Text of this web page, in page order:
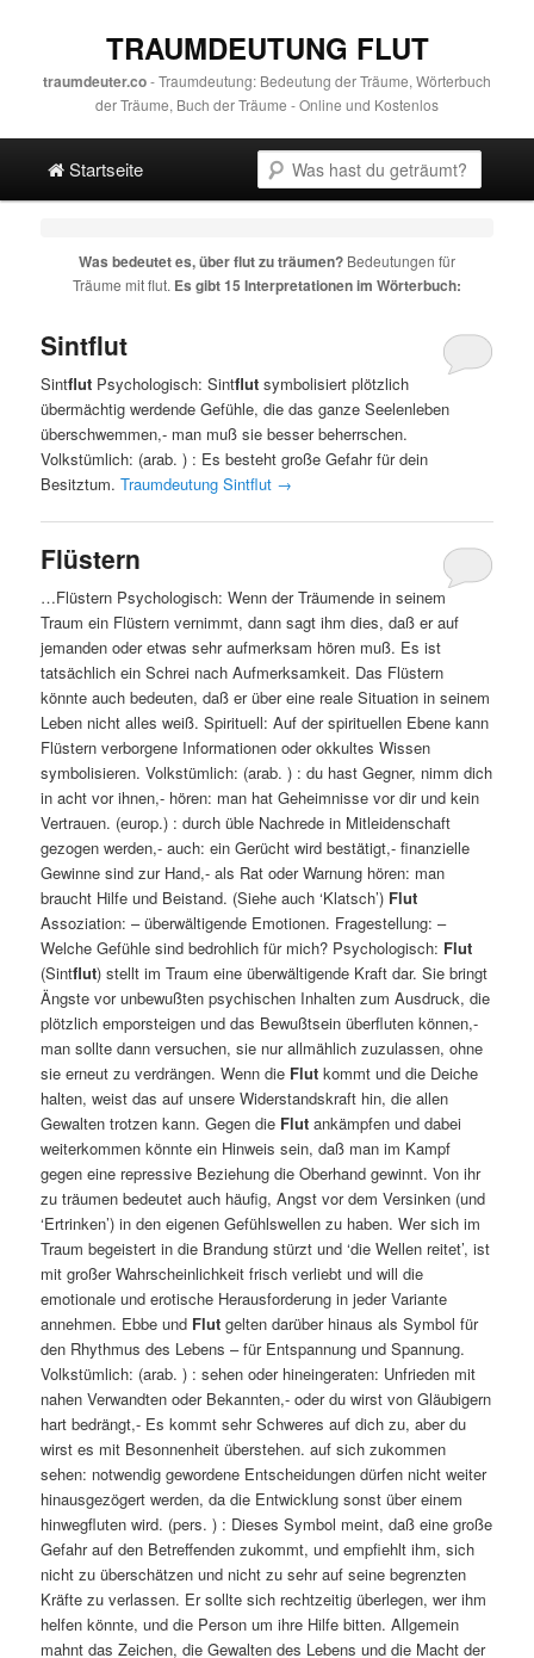
TRAUMDEUTUNG FLUT
traumdeuter.co- Traumdeutung: Bedeutung der Träume, Wörterbuch
der Träume, Buch der Träume - Online und Kostenlos
Direkt zum Hauptinhalt
Spring zur sekundären Inhalt
Startseite
Was bedeutet es, überflutzu träumen? Bedeutungen für
Träume mitflut. Es gibt 15 Interpretationen im Wörterbuch:
Sintflut
Sintflut Psychologisch: Sintflut symbolisiert plötzlich
übermächtig werdende Gefühle, die das ganze Seelenleben
überschwemmen,- man muß sie besser beherrschen.
Volkstümlich: (arab. ) : Es besteht große Gefahr für dein
Besitztum.Traumdeutung Sintflut →
Flüstern
…Flüstern Psychologisch: Wenn der Träumende in seinem
Traum ein Flüstern vernimmt, dann sagt ihm dies, daß er auf
jemanden oder etwas sehr aufmerksam hören muß. Es ist
tatsächlich ein Schrei nach Aufmerksamkeit. Das Flüstern
könnte auch bedeuten, daß er über eine reale Situation in seinem
Leben nicht alles weiß. Spirituell: Auf der spirituellen Ebene kann
Flüstern verborgene Informationen oder okkultes Wissen
symbolisieren. Volkstümlich: (arab. ) : du hast Gegner, nimm dich
in acht vor ihnen,- hören: man hat Geheimnisse vor dir und kein
Vertrauen. (europ.) : durch üble Nachrede in Mitleidenschaft
gezogen werden,- auch: ein Gerücht wird bestätigt,- finanzielle
Gewinne sind zur Hand,- als Rat oder Warnung hören: man
braucht Hilfe und Beistand. (Siehe auch ‘Klatsch’) Flut
Assoziation: – überwältigende Emotionen. Fragestellung: –
Welche Gefühle sind bedrohlich für mich? Psychologisch: Flut
(Sintflut) stellt im Traum eine überwältigende Kraft dar. Sie bringt
Ängste vor unbewußten psychischen Inhalten zum Ausdruck, die
plötzlich emporsteigen und das Bewußtsein überfluten können,-
man sollte dann versuchen, sie nur allmählich zuzulassen, ohne
sie erneut zu verdrängen. Wenn die Flut kommt und die Deiche
halten, weist das auf unsere Widerstandskraft hin, die allen
Gewalten trotzen kann. Gegen die Flut ankämpfen und dabei
weiterkommen könnte ein Hinweis sein, daß man im Kampf
gegen eine repressive Beziehung die Oberhand gewinnt. Von ihr
zu träumen bedeutet auch häufig, Angst vor dem Versinken (und
‘Ertrinken’) in den eigenen Gefühlswellen zu haben. Wer sich im
Traum begeistert in die Brandung stürzt und ‘die Wellen reitet’, ist
mit großer Wahrscheinlichkeit frisch verliebt und will die
emotionale und erotische Herausforderung in jeder Variante
annehmen. Ebbe und Flut gelten darüber hinaus als Symbol für
den Rhythmus des Lebens – für Entspannung und Spannung.
Volkstümlich: (arab. ) : sehen oder hineingeraten: Unfrieden mit
nahen Verwandten oder Bekannten,- oder du wirst von Gläubigern
hart bedrängt,- Es kommt sehr Schweres auf dich zu, aber du
wirst es mit Besonnenheit überstehen. auf sich zukommen
sehen: notwendig gewordene Entscheidungen dürfen nicht weiter
hinausgezögert werden, da die Entwicklung sonst über einem
hinwegfluten wird. (pers. ) : Dieses Symbol meint, daß eine große
Gefahr auf den Betreffenden zukommt, und empfiehlt ihm, sich
nicht zu überschätzen und nicht zu sehr auf seine begrenzten
Kräfte zu verlassen. Er sollte sich rechtzeitig überlegen, wer ihm
helfen könnte, und die Person um ihre Hilfe bitten. Allgemein
mahnt das Zeichen, die Gewalten des Lebens und die Macht der